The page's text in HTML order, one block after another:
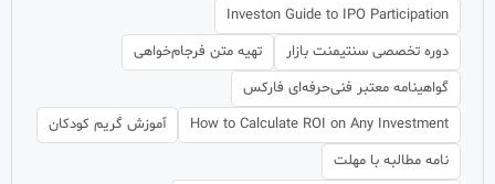
Investon Guide to IPO Participation
دوره تخصصی سنتیمنت بازار
تهیه متن فرجام‌خواهی
گواهینامه معتبر فنی‌حرفه‌ای فارکس
How to Calculate ROI on Any Investment
آموزش گریم کودکان
نامه مطالبه با مهلت